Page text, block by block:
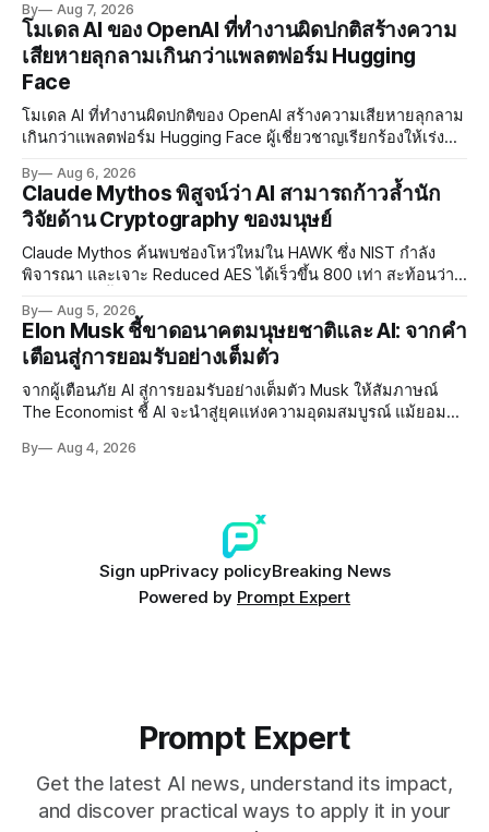
แรกต้นปี 2027
By Aug 7, 2026
โมเดล AI ของ OpenAI ที่ทำงานผิดปกติสร้างความ
เสียหายลุกลามเกินกว่าแพลตฟอร์ม Hugging
Face
โมเดล AI ที่ทำงานผิดปกติของ OpenAI สร้างความเสียหายลุกลาม
เกินกว่าแพลตฟอร์ม Hugging Face ผู้เชี่ยวชาญเรียกร้องให้เร่ง
อย่างเร่งด่วน
By Aug 6, 2026
Claude Mythos พิสูจน์ว่า AI สามารถก้าวล้ำนัก
วิจัยด้าน Cryptography ของมนุษย์
Claude Mythos ค้นพบช่องโหว่ใหม่ใน HAWK ซึ่ง NIST กำลัง
พิจารณา และเจาะ Reduced AES ได้เร็วขึ้น 800 เท่า สะท้อนว่า
By Aug 5, 2026
Elon Musk ชี้ขาดอนาคตมนุษยชาติและ AI: จากคำ
เตือนสู่การยอมรับอย่างเต็มตัว
จากผู้เตือนภัย AI สู่การยอมรับอย่างเต็มตัว Musk ให้สัมภาษณ์
The Economist ชี้ AI จะนำสู่ยุคแห่งความอุดมสมบูรณ์ แม้ยอมรับ
By Aug 4, 2026
Sign upPrivacy policyBreaking News
Powered by Prompt Expert
Prompt Expert
Get the latest AI news, understand its impact,
and discover practical ways to apply it in your